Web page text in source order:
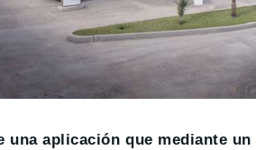
una aplicación que mediante